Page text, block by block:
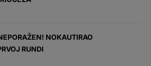
NOKAUTIRAO
RUNDI